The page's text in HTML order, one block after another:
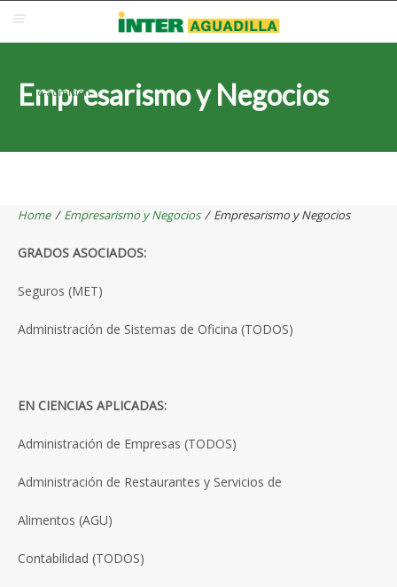
Correo Electrónico
Re-admisión
Empresarismo y Negocios
Home / Empresarismo y Negocios / Empresarismo y Negocios
GRADOS ASOCIADOS:
Seguros (MET)
Administración de Sistemas de Oficina (TODOS)
EN CIENCIAS APLICADAS:
Administración de Empresas (TODOS)
Administración de Restaurantes y Servicios de
Alimentos (AGU)
Contabilidad (TODOS)